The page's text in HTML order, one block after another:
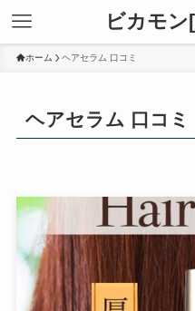
ビカモ
ホーム ヘアセラム 口コミ
ヘアセラム 口コミ